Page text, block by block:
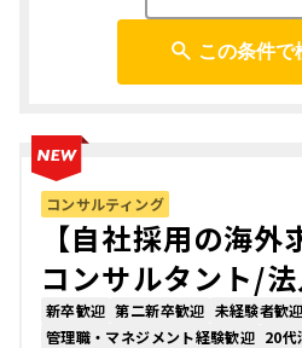
この条件で
コンサルティング
【自社採用の海
コンサルタント/
新卒歓迎 第二新卒歓迎 未経験者歓迎
管理職・マネジメント経験歓迎 20代